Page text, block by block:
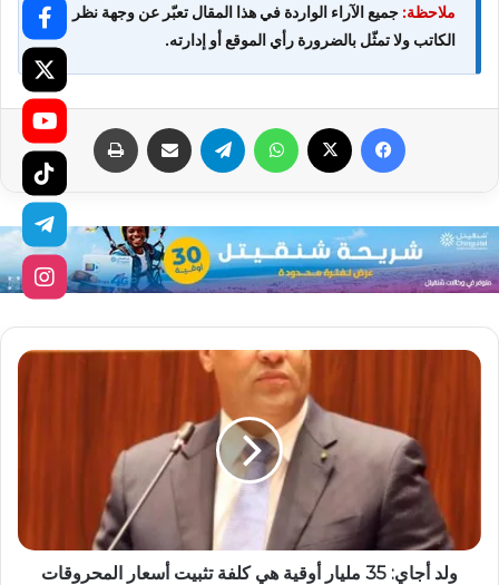
ملاحظة: جميع الآراء الواردة في هذا المقال تعبّر عن وجهة نظر
الكاتب ولا تمثّل بالضرورة رأي الموقع أو إدارته.
فيسبوك واتساب تيلقرام مشاركة عبر البريد
ولد أجاي: 35 مليار أوقية هي كلفة تثبيت أسعار المحروقات